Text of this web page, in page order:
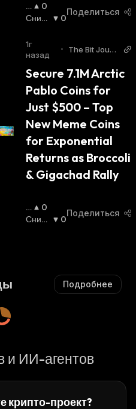
П
О
Ы
Ш
Ю
Щ
И
Й
С
Я
0
Сниж
Йся
0
Поделиться
1г
назад
•
The Bit Journ
Secure 7.1M Arctic
Pablo Coins for
Just $500 – Top
New Meme Coins
for Exponential
Returns as Broccoli
& Gigachad Rally
П
О
:
0
Сниж
0
Поделиться
Подробнее
и ИИ-агентов
крипто-проект?